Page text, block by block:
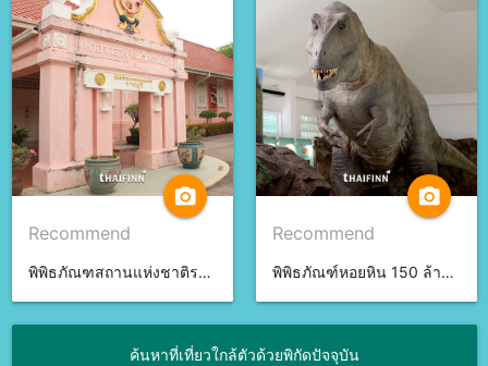
camera_alt
Recommend
พิพิธภัณฑสถานแห่งชาติราชบุรี จ.ราชบุรี
camera_alt
Recommend
พิพิธภัณฑ์หอยหิน 150 ล้านปี จ.หนองบัวลำภู
ค้นหาที่เที่ยวใกล้ตัวด้วยพิกัดปัจจุบัน